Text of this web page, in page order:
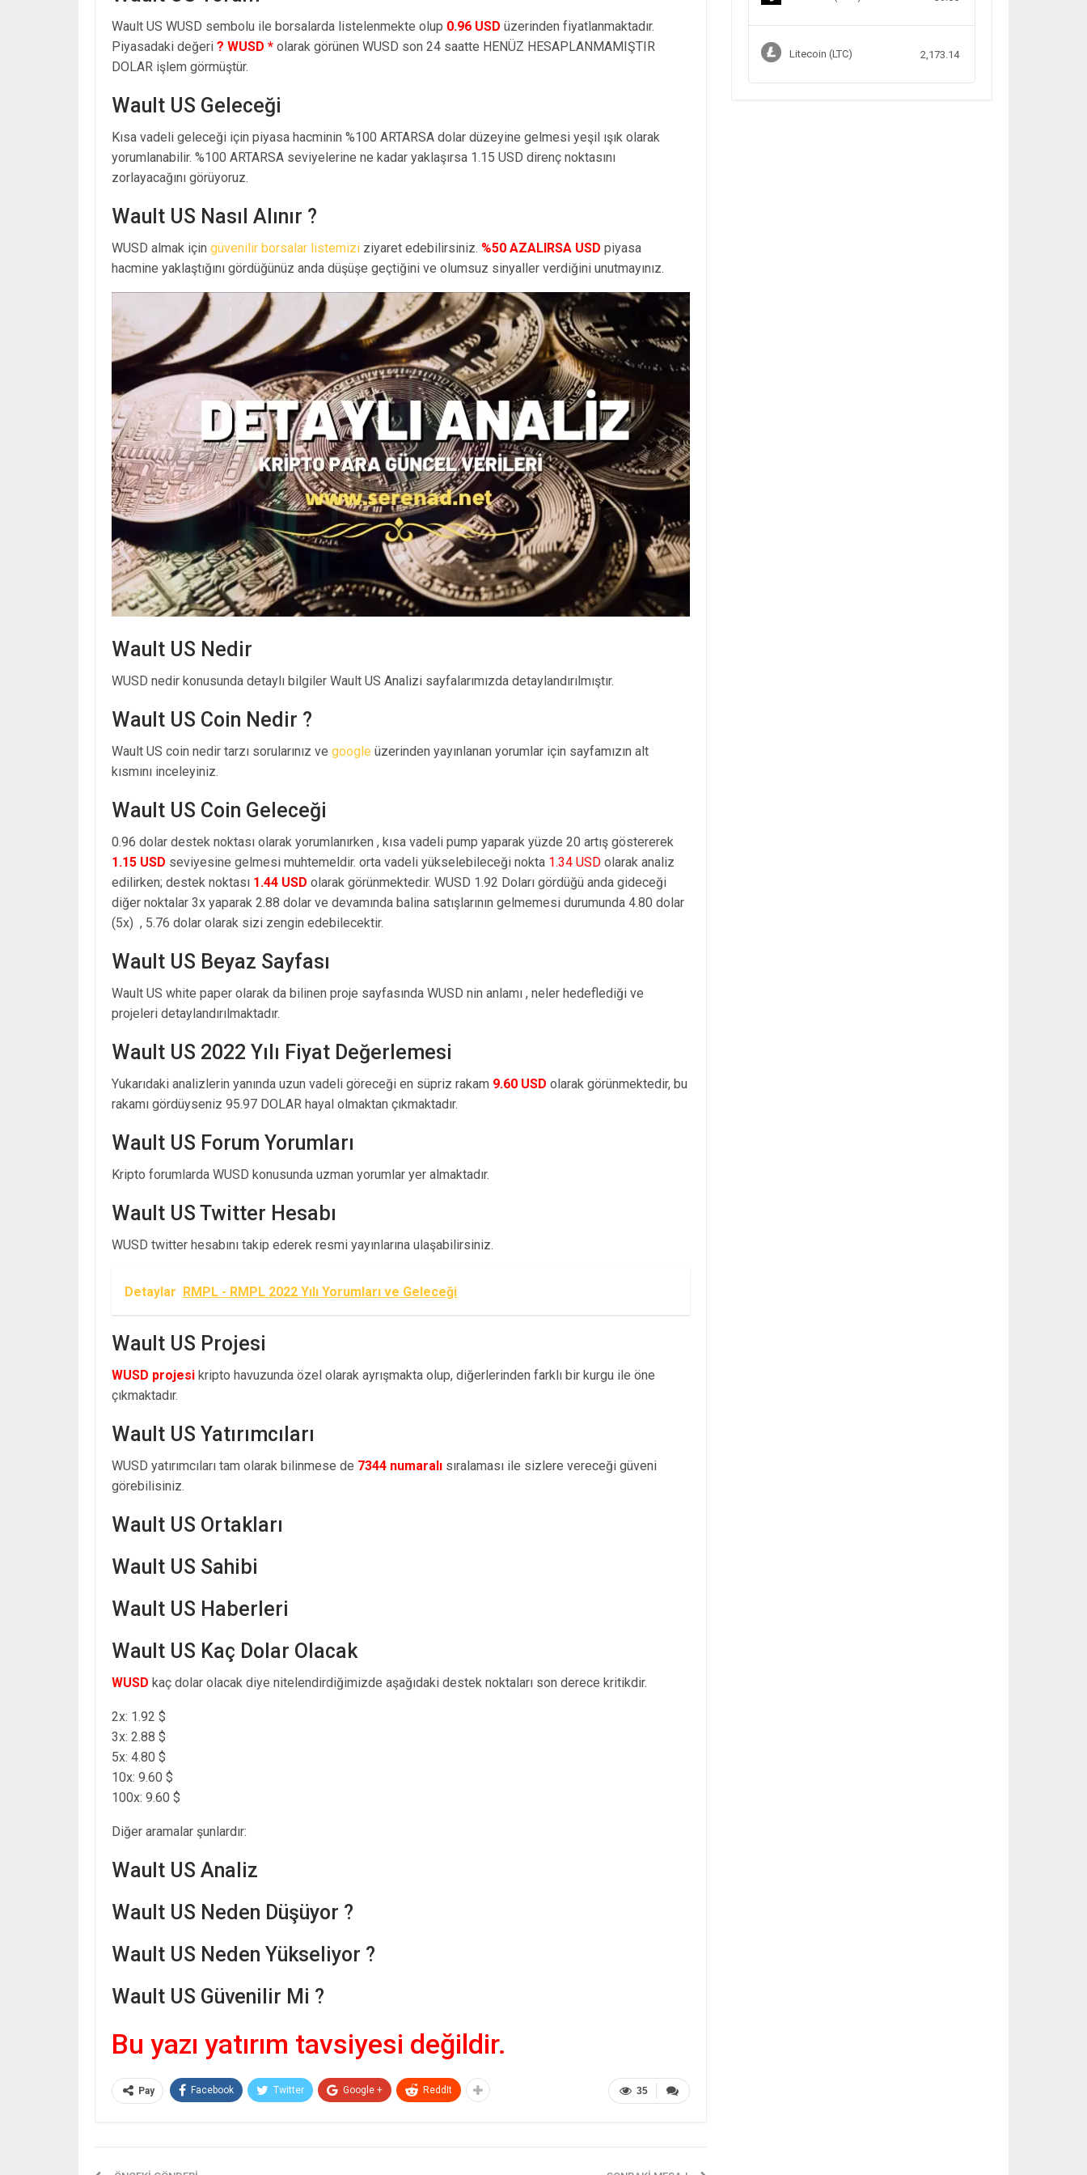
Wault US WUSD sembolu ile borsalarda listelenmekte olup 0.96 USD üzerinden fiyatlanmaktadır.
Piyasadaki değeri ? WUSD * olarak görünen WUSD son 24 saatte HENÜZ HESAPLANMAMIŞTIR
DOLAR işlem görmüştür.
Wault US Geleceği
Kısa vadeli geleceği için piyasa hacminin %100 ARTARSA dolar düzeyine gelmesi yeşil ışık olarak
yorumlanabilir. %100 ARTARSA seviyelerine ne kadar yaklaşırsa 1.15 USD direnç noktasını
zorlayacağını görüyoruz.
Wault US Nasıl Alınır ?
WUSD almak için güvenilir borsalar listemizi ziyaret edebilirsiniz. %50 AZALIRSA USD piyasa
hacmine yaklaştığını gördüğünüz anda düşüşe geçtiğini ve olumsuz sinyaller verdiğini unutmayınız.
Wault US Nedir
WUSD nedir konusunda detaylı bilgiler Wault US Analizi sayfalarımızda detaylandırılmıştır.
Wault US Coin Nedir ?
Wault US coin nedir tarzı sorularınız ve google üzerinden yayınlanan yorumlar için sayfamızın alt
kısmını inceleyiniz.
Wault US Coin Geleceği
0.96 dolar destek noktası olarak yorumlanırken , kısa vadeli pump yaparak yüzde 20 artış göstererek
1.15 USD seviyesine gelmesi muhtemeldir. orta vadeli yükselebileceği nokta 1.34 USD olarak analiz
edilirken; destek noktası 1.44 USD olarak görünmektedir. WUSD 1.92 Doları gördüğü anda gideceği
diğer noktalar 3x yaparak 2.88 dolar ve devamında balina satışlarının gelmemesi durumunda 4.80 dolar
(5x) , 5.76 dolar olarak sizi zengin edebilecektir.
Wault US Beyaz Sayfası
Wault US white paper olarak da bilinen proje sayfasında WUSD nin anlamı , neler hedeflediği ve
projeleri detaylandırılmaktadır.
Wault US 2022 Yılı Fiyat Değerlemesi
Yukarıdaki analizlerin yanında uzun vadeli göreceği en süpriz rakam 9.60 USD olarak görünmektedir, bu
rakamı gördüyseniz 95.97 DOLAR hayal olmaktan çıkmaktadır.
Wault US Forum Yorumları
Kripto forumlarda WUSD konusunda uzman yorumlar yer almaktadır.
Wault US Twitter Hesabı
WUSD twitter hesabını takip ederek resmi yayınlarına ulaşabilirsiniz.
Detaylar RMPL - RMPL 2022 Yılı Yorumları ve Geleceği
Wault US Projesi
WUSD projesi kripto havuzunda özel olarak ayrışmakta olup, diğerlerinden farklı bir kurgu ile öne
çıkmaktadır.
Wault US Yatırımcıları
WUSD yatırımcıları tam olarak bilinmese de 7344 numaralı sıralaması ile sizlere vereceği güveni
görebilisiniz.
Wault US Ortakları
Wault US Sahibi
Wault US Haberleri
Wault US Kaç Dolar Olacak
WUSD kaç dolar olacak diye nitelendirdiğimizde aşağıdaki destek noktaları son derece kritikdir.
2x: 1.92 $
3x: 2.88 $
5x: 4.80 $
10x: 9.60 $
100x: 9.60 $
Diğer aramalar şunlardır:
Wault US Analiz
Wault US Neden Düşüyor ?
Wault US Neden Yükseliyor ?
Wault US Güvenilir Mi ?
Bu yazı yatırım tavsiyesi değildir.
35
Pay Facebook Twitter Google + ReddIt
Litecoin (LTC) 2,173.14